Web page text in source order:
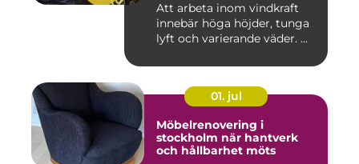
Att arbeta inom vindkraft
innebär höga höjder, tunga
lyft och varierande väder. ...
01. jul
Möbelrenovering i
stockholm när hantverk
och hållbarhet möts